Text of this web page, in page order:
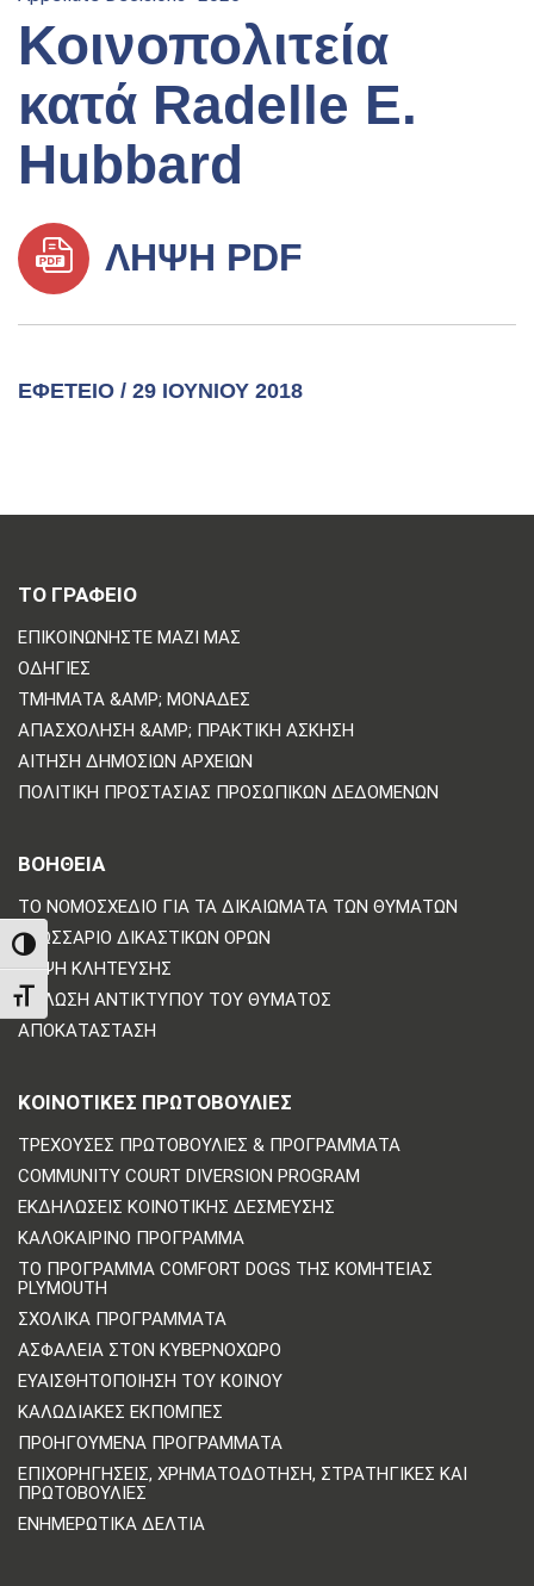
TOGGLE HIGH CONTRAST
TOGGLE FONT SIZE
Κοινοπολιτεία
κατά Radelle E.
Hubbard
ΛΉΨΗ PDF
ΕΦΕΤΕΊΟ / 29 ΙΟΥΝΊΟΥ 2018
ΤΟ ΓΡΑΦΕΙΟ
ΕΠΙΚΟΙΝΩΝΗΣΤΕ ΜΑΖΙ ΜΑΣ
ΟΔΗΓΊΕΣ
ΤΜΉΜΑΤΑ &AMP; ΜΟΝΆΔΕΣ
ΑΠΑΣΧΌΛΗΣΗ &AMP; ΠΡΑΚΤΙΚΉ ΆΣΚΗΣΗ
ΑΊΤΗΣΗ ΔΗΜΌΣΙΩΝ ΑΡΧΕΊΩΝ
ΠΟΛΙΤΙΚΗ ΠΡΟΣΤΑΣΙΑΣ ΠΡΟΣΩΠΙΚΩΝ ΔΕΔΟΜΕΝΩΝ
ΒΟΗΘΕΙΑ
ΤΟ ΝΟΜΟΣΧΈΔΙΟ ΓΙΑ ΤΑ ΔΙΚΑΙΏΜΑΤΑ ΤΩΝ ΘΥΜΆΤΩΝ
ΓΛΩΣΣΆΡΙΟ ΔΙΚΑΣΤΙΚΏΝ ΌΡΩΝ
ΛΉΨΗ ΚΛΉΤΕΥΣΗΣ
ΔΉΛΩΣΗ ΑΝΤΙΚΤΎΠΟΥ ΤΟΥ ΘΎΜΑΤΟΣ
ΑΠΟΚΑΤΆΣΤΑΣΗ
ΚΟΙΝΟΤΙΚΈΣ ΠΡΩΤΟΒΟΥΛΊΕΣ
ΤΡΈΧΟΥΣΕΣ ΠΡΩΤΟΒΟΥΛΊΕΣ & ΠΡΟΓΡΆΜΜΑΤΑ
COMMUNITY COURT DIVERSION PROGRAM
ΕΚΔΗΛΏΣΕΙΣ ΚΟΙΝΟΤΙΚΉΣ ΔΈΣΜΕΥΣΗΣ
ΚΑΛΟΚΑΙΡΙΝΌ ΠΡΌΓΡΑΜΜΑ
ΤΟ ΠΡΌΓΡΑΜΜΑ COMFORT DOGS ΤΗΣ ΚΟΜΗΤΕΊΑΣ
PLYMOUTH
ΣΧΟΛΙΚΆ ΠΡΟΓΡΆΜΜΑΤΑ
ΑΣΦΆΛΕΙΑ ΣΤΟΝ ΚΥΒΕΡΝΟΧΏΡΟ
ΕΥΑΙΣΘΗΤΟΠΟΊΗΣΗ ΤΟΥ ΚΟΙΝΟΎ
ΚΑΛΩΔΙΑΚΈΣ ΕΚΠΟΜΠΈΣ
ΠΡΟΗΓΟΎΜΕΝΑ ΠΡΟΓΡΆΜΜΑΤΑ
ΕΠΙΧΟΡΗΓΉΣΕΙΣ, ΧΡΗΜΑΤΟΔΌΤΗΣΗ, ΣΤΡΑΤΗΓΙΚΈΣ ΚΑΙ
ΠΡΩΤΟΒΟΥΛΊΕΣ
ΕΝΗΜΕΡΩΤΙΚΆ ΔΕΛΤΊΑ